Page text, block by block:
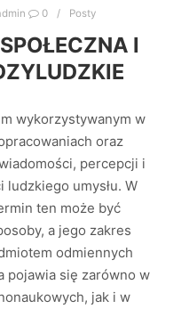
0 Posty
I
wykorzystywanym w
oraz
percepcji i
umysłu. W
ten może być
a jego zakres
odmiennych
pojawia się zarówno w
jak i w